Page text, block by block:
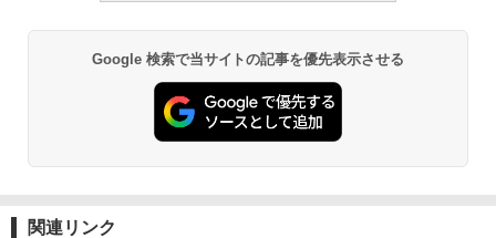
Google 検索で当サイトの記事を優先表示させる
関連リンク